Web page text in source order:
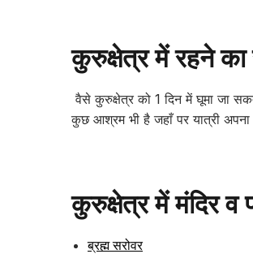
कुरुक्षेत्र में रहने का
वैसे कुरुक्षेत्र को 1 दिन में घूमा जा
कुछ आश्रम भी है जहाँ पर यात्री अपना
कुरुक्षेत्र में मंदिर व
ब्रह्म सरोवर